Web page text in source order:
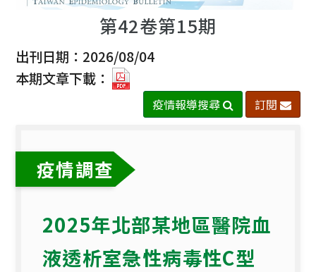
第42卷第15期
出刊日期：2026/08/04
本期文章下載：
42
卷
新
分
頁)
疫情報導搜尋 訂閱
疫情調查
2025年北部某地區醫院血
液透析室急性病毒性C型